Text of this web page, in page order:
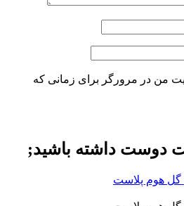
من در مرورگر برای زمانی که
دوست داشته باشید;